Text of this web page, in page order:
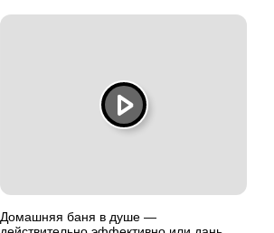
Домашняя баня в душе —